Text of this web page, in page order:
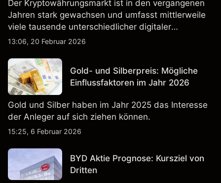
Der Kryptowährungsmarkt ist in den vergangenen
Jahren stark gewachsen und umfasst mittlerweile
viele tausende unterschiedlicher digitaler
Währungen.
13:06, 20 Februar 2026
Gold- und Silberpreis: Mögliche
Einflussfaktoren im Jahr 2026
Gold und Silber haben im Jahr 2025 das Interesse
der Anleger auf sich ziehen können.
15:25, 6 Februar 2026
BYD Aktie Prognose: Kursziel von
Dritten